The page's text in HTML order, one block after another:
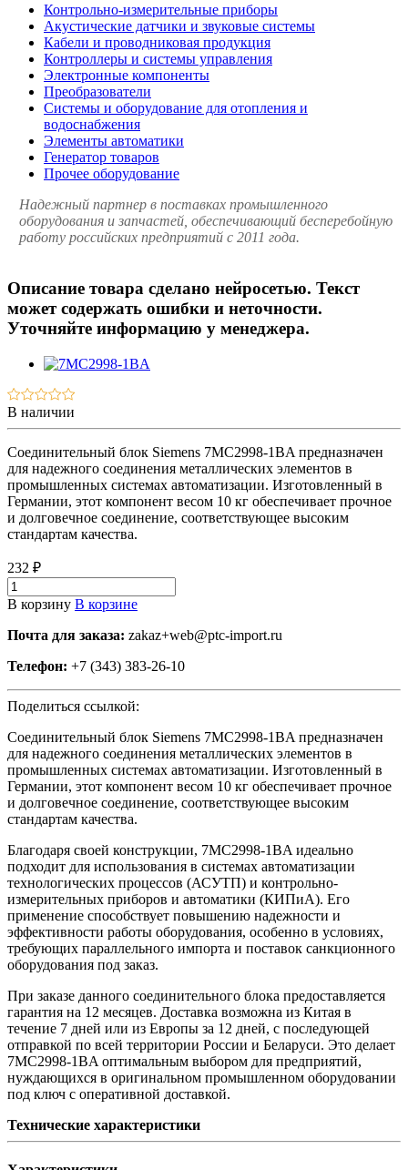
Контрольно-измерительные приборы
Акустические датчики и звуковые системы
Кабели и проводниковая продукция
Контроллеры и системы управления
Электронные компоненты
Преобразователи
Системы и оборудование для отопления и
водоснабжения
Элементы автоматики
Генератор товаров
Прочее оборудование
Надежный партнер в поставках промышленного
оборудования и запчастей, обеспечивающий бесперебойную
работу российских предприятий с 2011 года.
Описание товара сделано нейросетью. Текст
может содержать ошибки и неточности.
Уточняйте информацию у менеджера.
В наличии
Соединительный блок Siemens 7MC2998-1BA предназначен
для надежного соединения металлических элементов в
промышленных системах автоматизации. Изготовленный в
Германии, этот компонент весом 10 кг обеспечивает прочное
и долговечное соединение, соответствующее высоким
стандартам качества.
232 ₽
В корзину В корзине
Почта для заказа: zakaz+web@ptc-import.ru
Телефон: +7 (343) 383-26-10
Поделиться ссылкой:
Соединительный блок Siemens 7MC2998-1BA предназначен
для надежного соединения металлических элементов в
промышленных системах автоматизации. Изготовленный в
Германии, этот компонент весом 10 кг обеспечивает прочное
и долговечное соединение, соответствующее высоким
стандартам качества.
Благодаря своей конструкции, 7MC2998-1BA идеально
подходит для использования в системах автоматизации
технологических процессов (АСУТП) и контрольно-
измерительных приборов и автоматики (КИПиА). Его
применение способствует повышению надежности и
эффективности работы оборудования, особенно в условиях,
требующих параллельного импорта и поставок санкционного
оборудования под заказ.
При заказе данного соединительного блока предоставляется
гарантия на 12 месяцев. Доставка возможна из Китая в
течение 7 дней или из Европы за 12 дней, с последующей
отправкой по всей территории России и Беларуси. Это делает
7MC2998-1BA оптимальным выбором для предприятий,
нуждающихся в оригинальном промышленном оборудовании
под ключ с оперативной доставкой.
Технические характеристики